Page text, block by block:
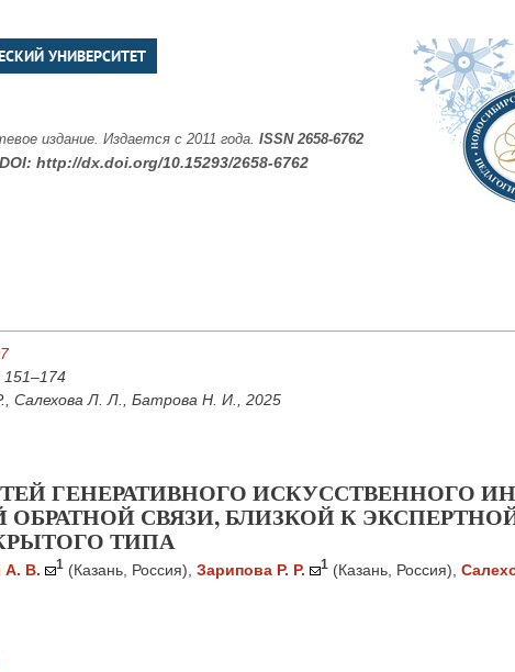
УНИВЕРСИТЕТ
издание. Издается с 2011 года. ISSN 2658-6762
DOI: http://dx.doi.org/10.15293/2658-6762
Салехова Л. Л., Батрова Н. И., 2025
ГЕНЕРАТИВНОГО ИСКУССТВЕННОГО
СВЯЗИ, БЛИЗКОЙ К
ТИПА
А. В. 1 (Казань, Россия) Зарипова Р. Р. 1 (Казань, Россия)